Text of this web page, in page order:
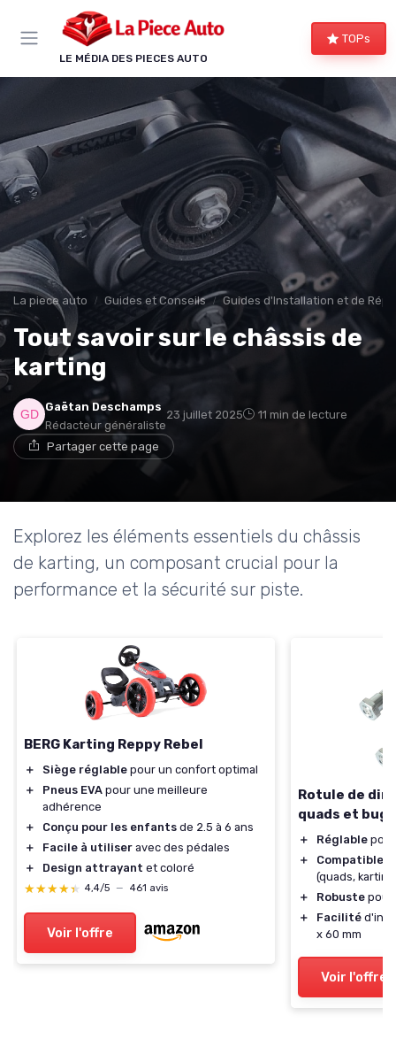
LE MÉDIA DES PIECES AUTO
TOPs
La piece auto Guides et Conseils Guides d'Installation et de
Tout savoir sur le châssis de
karting
Gaëtan Deschamps
Rédacteur généraliste
23 juillet 2025 11 min de lecture
Partager cette page
Explorez les éléments essentiels du châssis
de karting, un composant crucial pour la
performance et la sécurité sur piste.
BERG Karting Reppy Rebel
＋ Siège réglable pour un confort optimal
＋
Pneus EVA pour une meilleure
adhérence
＋
Conçu pour les enfants de 2.5 à 6 ans
＋
Facile à utiliser avec des pédales
＋
Design attrayant et coloré
★★★★★
★★★★★ 4,4/5 — 461 avis
Voir l'offre
Rotule de
quads et
＋ Réglable
＋
Compatible
(quads,
＋
Robuste pour
＋
Facilité
x 60 mm
Voir l'offre
Panneau de gestion des cookies